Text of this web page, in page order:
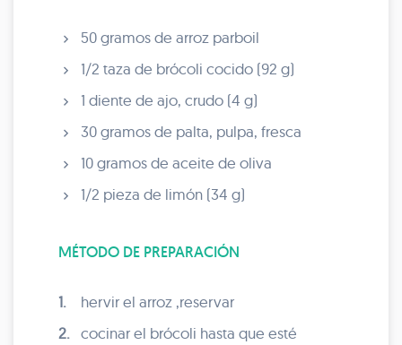
50 gramos de arroz parboil
1/2 taza de brócoli cocido (92 g)
1 diente de ajo, crudo (4 g)
30 gramos de palta, pulpa, fresca
10 gramos de aceite de oliva
1/2 pieza de limón (34 g)
MÉTODO DE PREPARACIÓN
1.
hervir el arroz ,reservar
2.
cocinar el brócoli hasta que esté